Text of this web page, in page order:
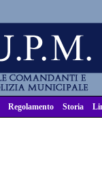
Regolamento Storia